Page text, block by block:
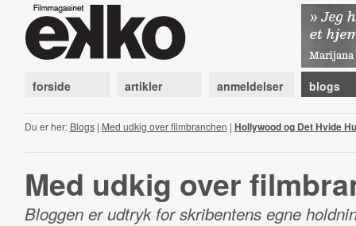
forside artikler anmeldelser blogs
Du er her: Blogs| Med udkig over filmbranchen | Hollywood og Det Hvide
Med udkig over
Bloggen er udtryk for skribentens egne